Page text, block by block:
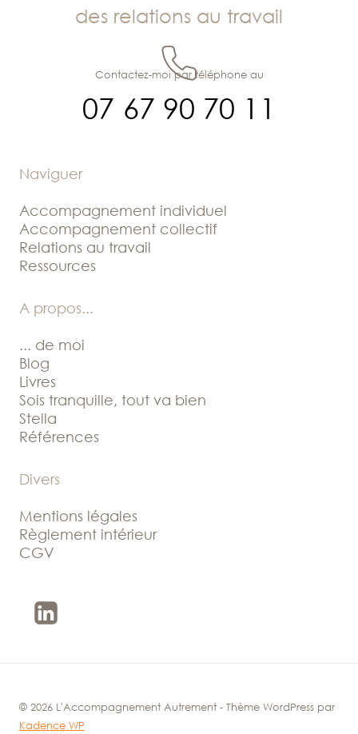
des relations au travail
07 67 90 70 11
Contactez-moi par téléphone au
Naviguer
Accompagnement individuel
Accompagnement collectif
Relations au travail
Ressources
A propos...
... de moi
Blog
Livres
Sois tranquille, tout va bien
Stella
Références
Divers
Mentions légales
Règlement intérieur
CGV
© 2026 L'Accompagnement Autrement - Thème WordPress par
Kadence WP